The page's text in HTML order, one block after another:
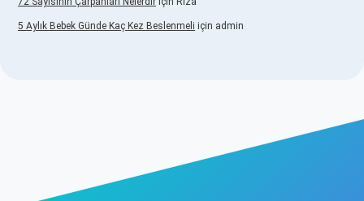
5 Aylık Bebek Günde Kaç Kez Beslenmeli için admin